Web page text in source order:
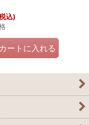
込)
カートに入れる